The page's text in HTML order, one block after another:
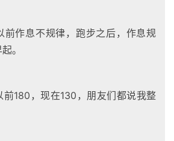
前作息不规律，跑步之后，作息规
。
前180，现在130，朋友们都说我整